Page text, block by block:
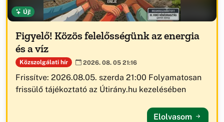
Új!
Figyelő! Közös felelősségünk az energia
és a víz
Közszolgálati hír 2026. 08. 05 21:16
Frissítve: 2026.08.05. szerda 21:00 Folyamatosan
frissülő tájékoztató az Útirány.hu kezelésében
Elolvasom